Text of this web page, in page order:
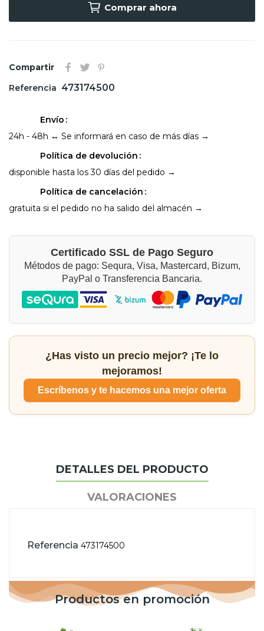
Comprar ahora
Compartir
Referencia 473174500
Envío
24h - 48h ↔ Se informará en caso de más días →
Política de devolución
disponible hasta los 30 días del pedido →
Política de cancelación
gratuita si el pedido no ha salido del almacén →
Certificado SSL de Pago Seguro
Métodos de pago: Sequra, Visa, Mastercard, Bizum,
PayPal o Transferencia Bancaria.
¿Has visto un precio mejor? ¡Te lo
mejoramos!
Escríbenos y te hacemos una mejor oferta
DETALLES DEL PRODUCTO
VALORACIONES
Referencia 473174500
Productos en promoción